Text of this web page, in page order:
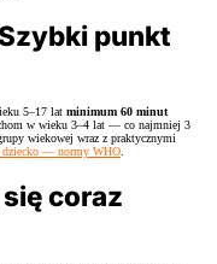
punkt
5–17 lat minimum 60 minut
w wieku 3–4 lat — co najmniej 3
wiekowej wraz z praktycznymi
dziecko — normy WHO.
coraz